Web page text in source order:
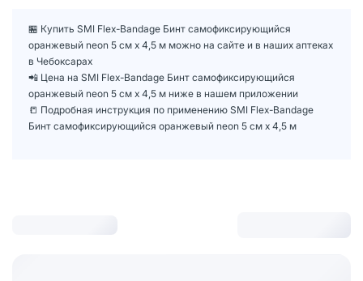
🏪 Купить SMI Flex-Bandage Бинт самофиксирующийся
оранжевый neon 5 см х 4,5 м можно на сайте и в наших аптеках
в Чебоксарах
📲 Цена на SMI Flex-Bandage Бинт самофиксирующийся
оранжевый neon 5 см х 4,5 м ниже в нашем приложении
📒 Подробная инструкция по применению SMI Flex-Bandage
Бинт самофиксирующийся оранжевый neon 5 см х 4,5 м